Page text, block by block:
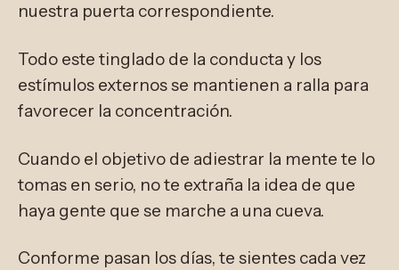
nuestra puerta correspondiente.
Todo este tinglado de la conducta y los
estímulos externos se mantienen a ralla para
favorecer la concentración.
Cuando el objetivo de adiestrar la mente te lo
tomas en serio, no te extraña la idea de que
haya gente que se marche a una cueva.
Conforme pasan los días, te sientes cada vez